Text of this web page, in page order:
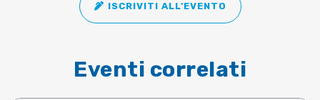
ISCRIVITI ALL’EVENTO
Eventi correlati